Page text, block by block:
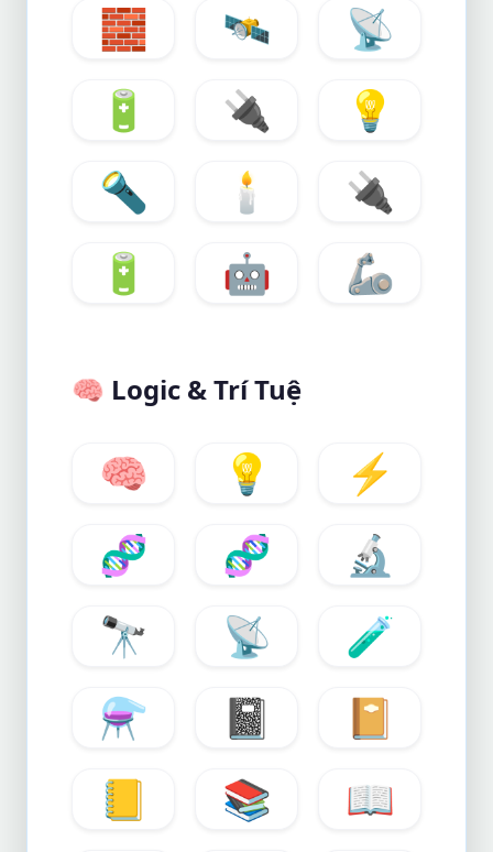
🧱
🛰️
📡
🔋
🔌
💡
🔦
🕯️
🔌
🔋
🤖 🦾
🧠 Logic & Trí Tuệ
🧠 💡
⚡
🧬
🧬
🔬
🔭
📡
🧪
⚗️
📓
📔
📒
📚
📖